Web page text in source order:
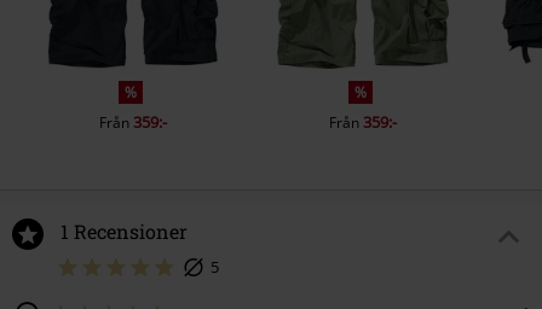
%
Från359:-
%
Från359:-
1 Recensioner
5